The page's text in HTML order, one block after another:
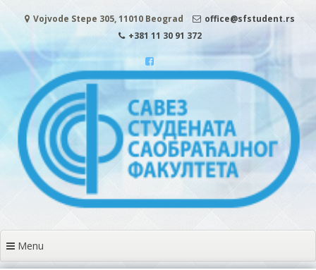
Vojvode Stepe 305, 11010 Beograd
office@sfstudent.rs
+381 11 30 91 372
Menu